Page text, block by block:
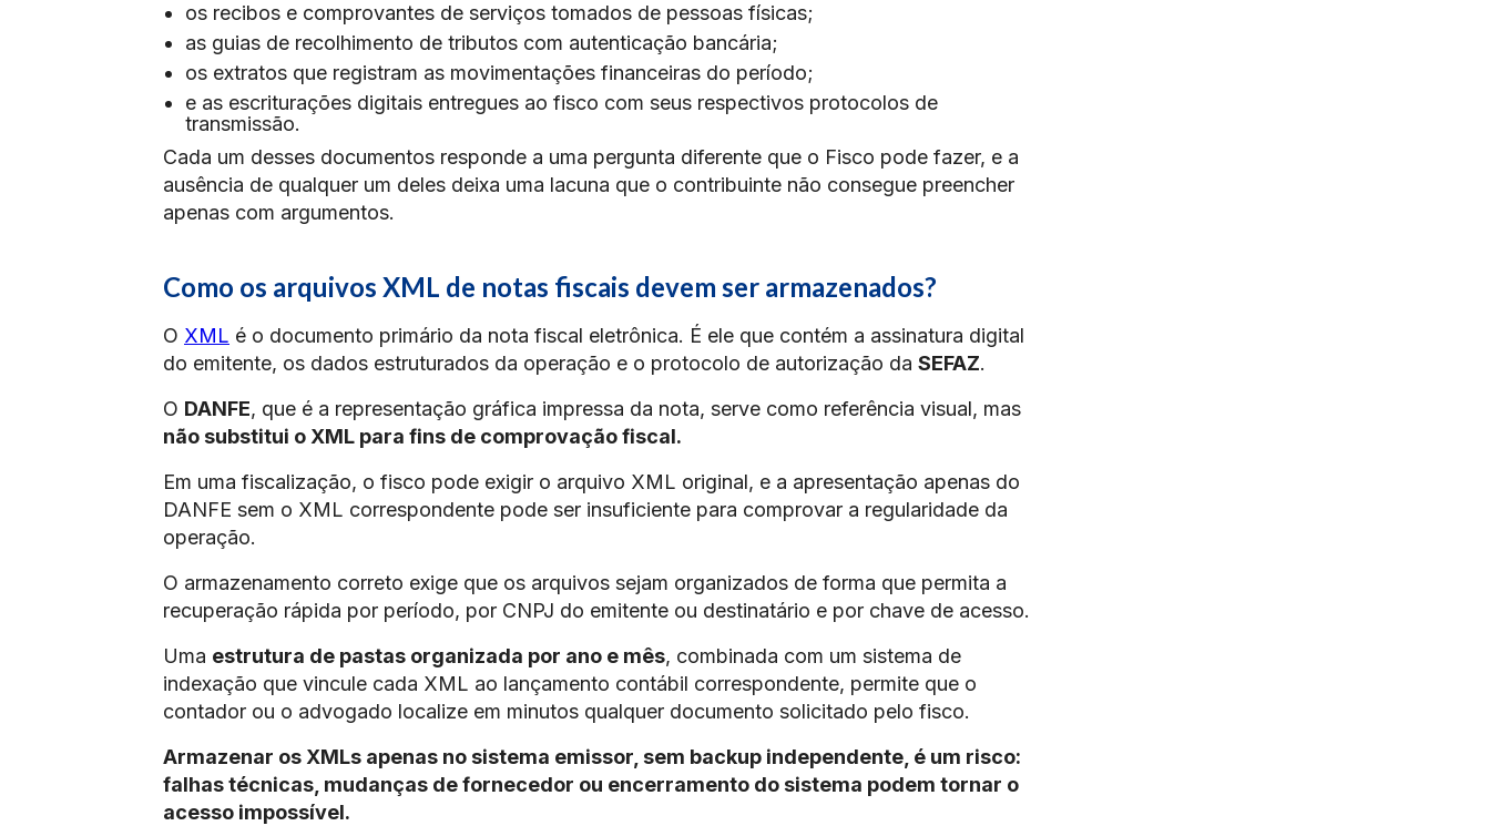
os recibos e comprovantes de serviços tomados de pessoas físicas;
as guias de recolhimento de tributos com autenticação bancária;
os extratos que registram as movimentações financeiras do período;
e as escriturações digitais entregues ao fisco com seus respectivos protocolos de
transmissão.
Cada um desses documentos responde a uma pergunta diferente que o Fisco pode fazer, e a
ausência de qualquer um deles deixa uma lacuna que o contribuinte não consegue preencher
apenas com argumentos.
Como os arquivos XML de notas fiscais devem ser armazenados?
O XML é o documento primário da nota fiscal eletrônica. É ele que contém a assinatura digital
do emitente, os dados estruturados da operação e o protocolo de autorização da SEFAZ.
O DANFE, que é a representação gráfica impressa da nota, serve como referência visual, mas
não substitui o XML para fins de comprovação fiscal.
Em uma fiscalização, o fisco pode exigir o arquivo XML original, e a apresentação apenas do
DANFE sem o XML correspondente pode ser insuficiente para comprovar a regularidade da
operação.
O armazenamento correto exige que os arquivos sejam organizados de forma que permita a
recuperação rápida por período, por CNPJ do emitente ou destinatário e por chave de acesso.
Uma estrutura de pastas organizada por ano e mês, combinada com um sistema de
indexação que vincule cada XML ao lançamento contábil correspondente, permite que o
contador ou o advogado localize em minutos qualquer documento solicitado pelo fisco.
Armazenar os XMLs apenas no sistema emissor, sem backup independente, é um risco:
falhas técnicas, mudanças de fornecedor ou encerramento do sistema podem tornar o
acesso impossível.